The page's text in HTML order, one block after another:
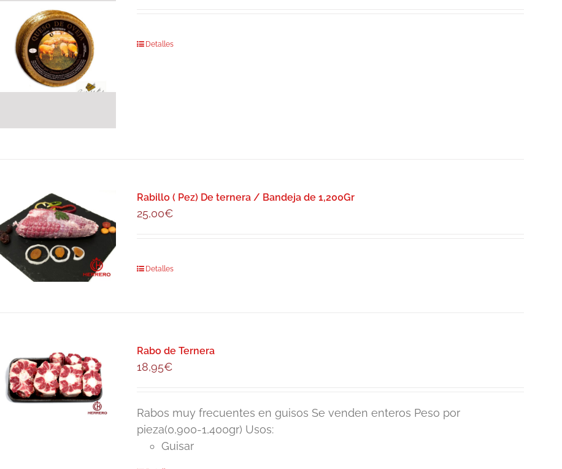
Detalles
Rabillo ( Pez) De ternera / Bandeja de 1,200Gr
25,00€
Detalles
Rabo de Ternera
18,95€
Rabos muy frecuentes en guisos Se venden enteros Peso por
pieza(0,900-1,400gr) Usos:
Guisar